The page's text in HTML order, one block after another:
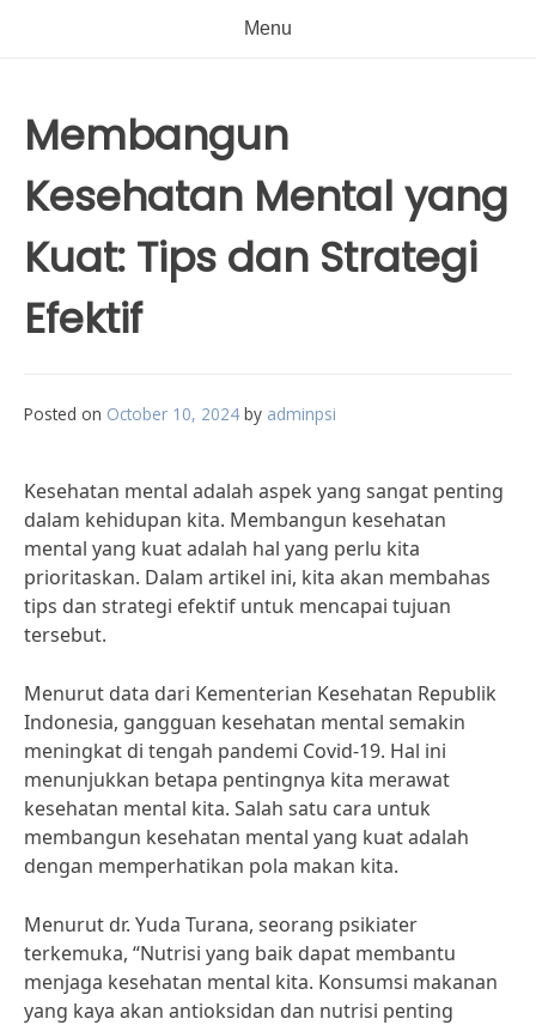
Menu
Membangun
Kesehatan Mental yang
Kuat: Tips dan Strategi
Efektif
Posted on October 10, 2024 by adminpsi
Kesehatan mental adalah aspek yang sangat penting
dalam kehidupan kita. Membangun kesehatan
mental yang kuat adalah hal yang perlu kita
prioritaskan. Dalam artikel ini, kita akan membahas
tips dan strategi efektif untuk mencapai tujuan
tersebut.
Menurut data dari Kementerian Kesehatan Republik
Indonesia, gangguan kesehatan mental semakin
meningkat di tengah pandemi Covid-19. Hal ini
menunjukkan betapa pentingnya kita merawat
kesehatan mental kita. Salah satu cara untuk
membangun kesehatan mental yang kuat adalah
dengan memperhatikan pola makan kita.
Menurut dr. Yuda Turana, seorang psikiater
terkemuka, “Nutrisi yang baik dapat membantu
menjaga kesehatan mental kita. Konsumsi makanan
yang kaya akan antioksidan dan nutrisi penting